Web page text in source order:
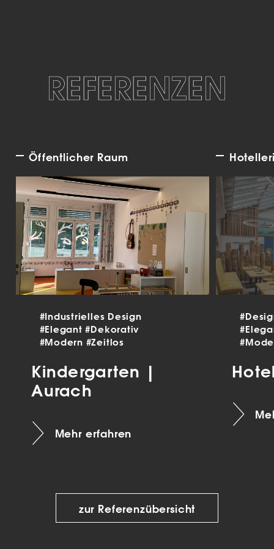
REFERENZEN
Öffentlicher Raum
#Industrielles Design
#Elegant#Dekorativ
#Modern #Zeitlos
Kindergarten |
Aurach
Mehr erfahren
zur Referenzübersicht